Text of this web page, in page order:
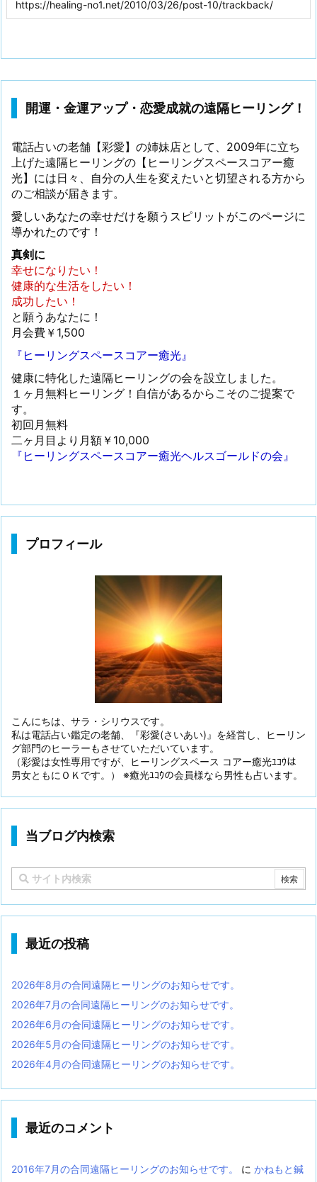
開運・金運アップ・恋愛成就の遠隔ヒーリング！
電話占いの老舗【彩愛】の姉妹店として、2009年に立ち
上げた遠隔ヒーリングの【ヒーリングスペースコアー癒
光】には日々、自分の人生を変えたいと切望される方から
のご相談が届きます。
愛しいあなたの幸せだけを願うスピリットがこのページに
導かれたのです！
真剣に
幸せになりたい！
健康的な生活をしたい！
成功したい！
と願うあなたに！
月会費￥1,500
『ヒーリングスペースコアー癒光』
健康に特化した遠隔ヒーリングの会を設立しました。
１ヶ月無料ヒーリング！自信があるからこそのご提案で
す。
初回月無料
二ヶ月目より月額￥10,000
『ヒーリングスペースコアー癒光ヘルスゴールドの会』
プロフィール
こんにちは、サラ・シリウスです。
私は電話占い鑑定の老舗、『彩愛(さいあい)』を経営し、ヒーリン
グ部門のヒーラーもさせていただいています。
（彩愛は女性専用ですが、ヒーリングスペース コアー癒光ﾕｺｳは
男女ともにＯＫです。） ※癒光ﾕｺｳの会員様なら男性も占います。
当ブログ内検索
最近の投稿
2026年8月の合同遠隔ヒーリングのお知らせです。
2026年7月の合同遠隔ヒーリングのお知らせです。
2026年6月の合同遠隔ヒーリングのお知らせです。
2026年5月の合同遠隔ヒーリングのお知らせです。
2026年4月の合同遠隔ヒーリングのお知らせです。
最近のコメント
2016年7月の合同遠隔ヒーリングのお知らせです。 に かねもと鍼